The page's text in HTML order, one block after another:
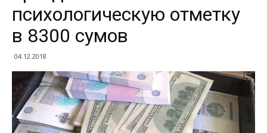
психологическую отметку
в 8300 сумов
04.12.2018